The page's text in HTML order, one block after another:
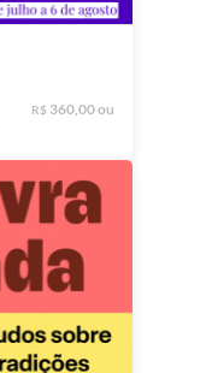
R$ 360,00 ou